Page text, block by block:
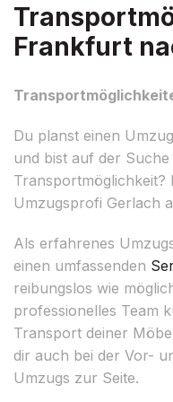
Frankfurt
Du planst einen
und bist auf der
Transportmöglichkeit?
Umzugsprofi Gerlach
Als erfahrenes
einen umfassenden
reibungslos wie
professionelles Team
Transport deiner
dir auch bei der Vor-
Umzugs zur Seite.